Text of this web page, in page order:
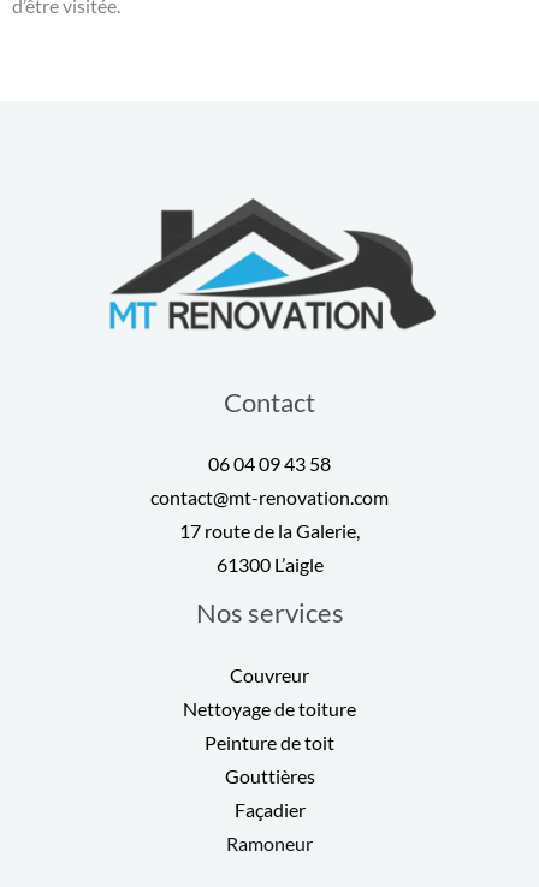
d’être visitée.
Contact
06 04 09 43 58
contact@mt-renovation.com
17 route de la Galerie,
61300 L’aigle
Nos services
Couvreur
Nettoyage de toiture
Peinture de toit
Gouttières
Façadier
Ramoneur